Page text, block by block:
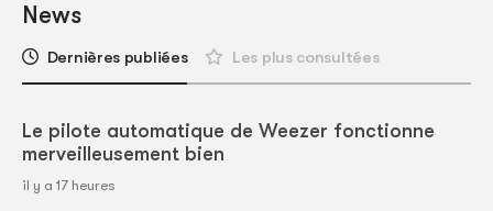
News
Dernières publiées Les plus consultées
Le pilote automatique de Weezer fonctionne
merveilleusement bien
il y a 17 heures